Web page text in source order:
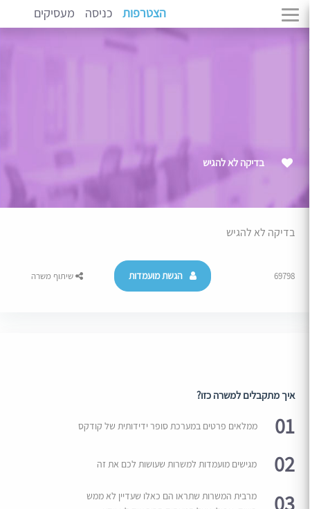
הצטרפות כניסה מעסיקים
בדיקה לא להגיש
בדיקה לא להגיש
69798 הגשת מועמדות שיתוף משרה
איך מתקבלים למשרה כזו?
01 ממלאים פרטים במערכת סופר ידידותית של קודקס
02 מגישים מועמדות למשרות שעושות לכם את זה
03
מרבית המשרות שתראו הם כאלו שעדיין לא ממש